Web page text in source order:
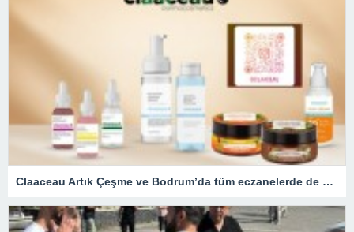
Claaceau Artık Çeşme ve Bodrum’da tüm eczanelerde de satışa başladı.